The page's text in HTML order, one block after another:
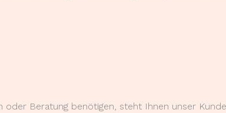
oder Beratung benötigen, steht Ihnen unser